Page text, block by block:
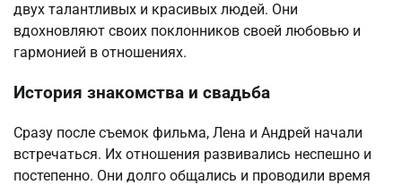
двух талантливых и красивых людей. Они
вдохновляют своих поклонников своей любовью и
гармонией в отношениях.
История знакомства и свадьба
Сразу после съемок фильма, Лена и Андрей начали
встречаться. Их отношения развивались неспешно и
постепенно. Они долго общались и проводили время